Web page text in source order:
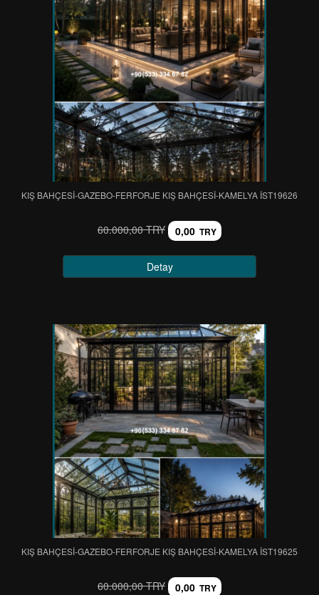
KIŞ BAHÇESİ-GAZEBO-FERFORJE KIŞ BAHÇESİ-KAMELYA IST19626
60.000,00 TRY 0,00 TRY
Detay
KIŞ BAHÇESİ-GAZEBO-FERFORJE KIŞ BAHÇESİ-KAMELYA IST19625
60.000,00 TRY 0,00 TRY